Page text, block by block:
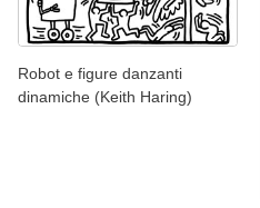
Robot e figure danzanti
dinamiche (Keith Haring)